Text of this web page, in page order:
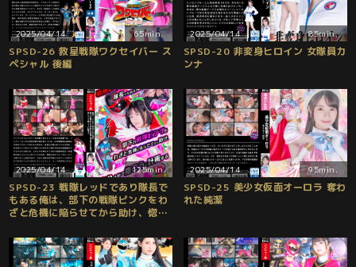
2025/04/14 65min.
SPSD-26 救星戦隊ワクセイバー ス
ペシャル 後編
2025/04/14 85min.
SPSD-20 非変身ヒロイン 女隊員カ
ンナ
2025/04/14 125min.
SPSD-23 戦隊レッドであり隊長で
もある俺は、部下の戦隊ピンクをわ
ざと危機に陥らせてから助け、惚れ
2025/04/14 95min.
SPSD-25 美少女仮面オーロラ 奪わ
れた純潔